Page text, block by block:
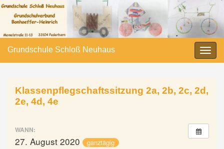
Grundschule Schloß Neuhaus
Klassenpflegschaftssitzung 2a, 2b, 2c, 2d,
2e, 4d, 4e
WANN:
27. August 2020 ganztägig